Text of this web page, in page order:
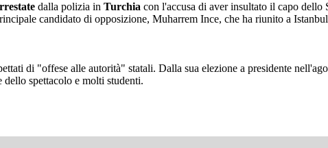
dalla polizia in Turchia con l'accusa di aver insultato il capo dello
candidato di opposizione, Muharrem Ince, che ha riunito a
di "offese alle autorità" statali. Dalla sua elezione a presidente
spettacolo e molti studenti.